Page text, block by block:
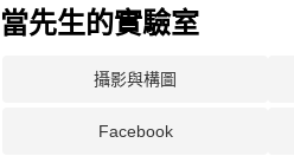
當先生的實驗室
攝影與構圖
Facebook